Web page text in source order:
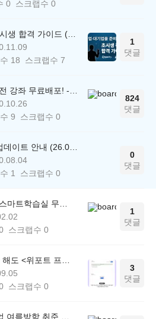
0 스크랩수 0
18 스크랩수 7
1
댓글
9 스크랩수 0
824
댓글
1 스크랩수 0
0
댓글
스크랩수 0
1
댓글
스크랩수 0
3
댓글